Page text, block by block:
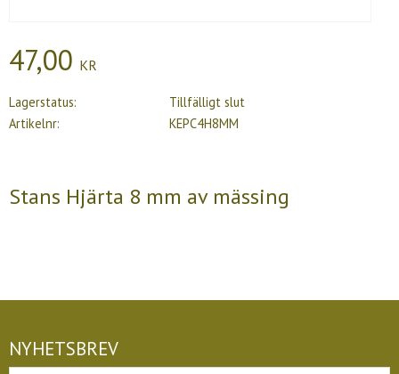
47,00 KR
Lagerstatus
Tillfälligt slut
Artikelnr
KEPC4H8MM
Stans Hjärta 8 mm av mässing
NYHETSBREV